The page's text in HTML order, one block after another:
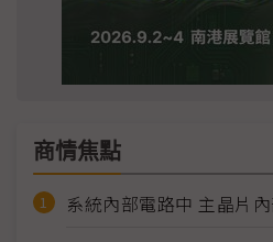
商情焦點
系統內部電路中 主晶片